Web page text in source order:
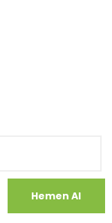
Hemen Al